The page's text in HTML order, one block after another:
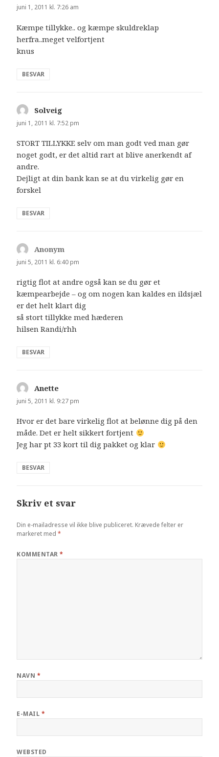
juni 1, 2011 kl. 7:26 am
Kæmpe tillykke.. og kæmpe skuldreklap
herfra..meget velfortjent
knus
BESVAR
Solveig
juni 1, 2011 kl. 7:52 pm
STORT TILLYKKE selv om man godt ved man gør
noget godt, er det altid rart at blive anerkendt af
andre.
Dejligt at din bank kan se at du virkelig gør en
forskel
BESVAR
Anonym
juni 5, 2011 kl. 6:40 pm
rigtig flot at andre også kan se du gør et
kæmpearbejde – og om nogen kan kaldes en ildsjæl
er det helt klart dig
så stort tillykke med hæderen
hilsen Randi/rhh
BESVAR
Anette
juni 5, 2011 kl. 9:27 pm
Hvor er det bare virkelig flot at belønne dig på den
måde. Det er helt sikkert fortjent
Jeg har pt 33 kort til dig pakket og klar
BESVAR
Skriv et svar
Din e-mailadresse vil ikke blive publiceret. Krævede felter er
markeret med*
KOMMENTAR*
NAVN *
E-MAIL *
WEBSTED